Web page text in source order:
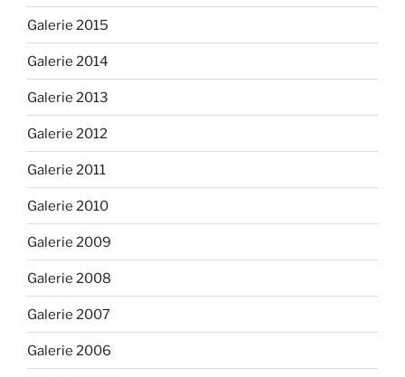
Galerie 2015
Galerie 2014
Galerie 2013
Galerie 2012
Galerie 2011
Galerie 2010
Galerie 2009
Galerie 2008
Galerie 2007
Galerie 2006